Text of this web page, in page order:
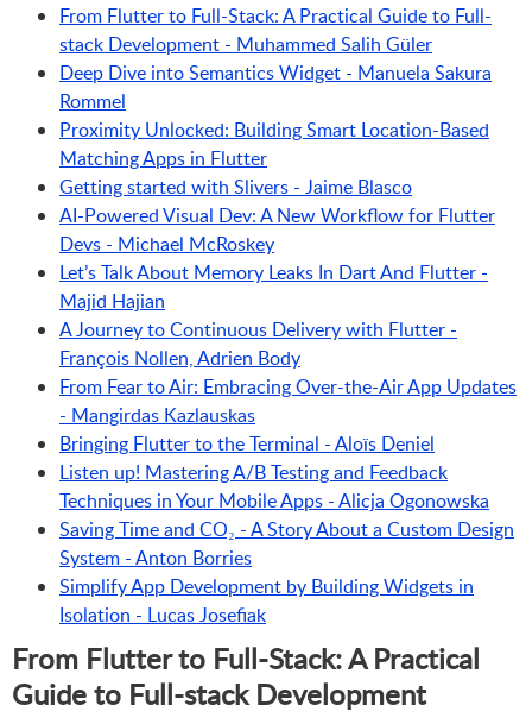
From Flutter to Full-Stack: A Practical Guide to Full-
stack Development - Muhammed Salih Güler
Deep Dive into Semantics Widget - Manuela Sakura
Rommel
Proximity Unlocked: Building Smart Location-Based
Matching Apps in Flutter
Getting started with Slivers - Jaime Blasco
AI-Powered Visual Dev: A New Workflow for Flutter
Devs - Michael McRoskey
Let’s Talk About Memory Leaks In Dart And Flutter -
Majid Hajian
A Journey to Continuous Delivery with Flutter -
François Nollen, Adrien Body
From Fear to Air: Embracing Over-the-Air App Updates
- Mangirdas Kazlauskas
Bringing Flutter to the Terminal - Aloïs Deniel
Listen up! Mastering A/B Testing and Feedback
Techniques in Your Mobile Apps - Alicja Ogonowska
Saving Time and CO₂ - A Story About a Custom Design
System - Anton Borries
Simplify App Development by Building Widgets in
Isolation - Lucas Josefiak
From Flutter to Full-Stack: A Practical
Guide to Full-stack Development